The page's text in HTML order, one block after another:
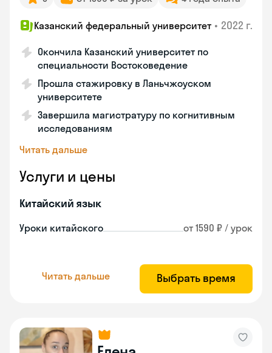
Казанский федеральный университет • 2022 г.
Окончила Казанский университет по
специальности Востоковедение
Прошла стажировку в Ланьчжоуском
университете
Завершила магистратуру по когнитивным
исследованиям
Читать дальше
Услуги и цены
Китайский язык
Уроки китайского от 1590 ₽ / урок
Читать дальше Выбрать время